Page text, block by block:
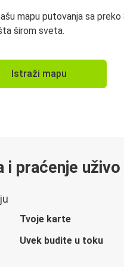
mapu putovanja sa
širom sveta.
Istraži mapu
i praćenje uživo
Tvoje karte
Uvek budite u toku